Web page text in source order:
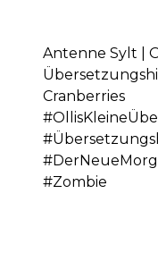
Antenne Sylt |
Cranberries
#Zombie